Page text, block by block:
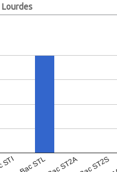
Lourdes
Bac STLBac ST2ABac ST2S